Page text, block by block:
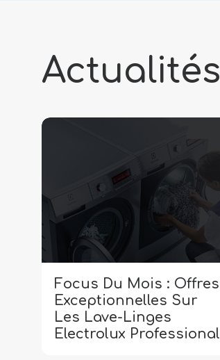
Actualités
Focus Du Mois : Offres
Exceptionnelles Sur
Les Lave-Linges
Electrolux Professional